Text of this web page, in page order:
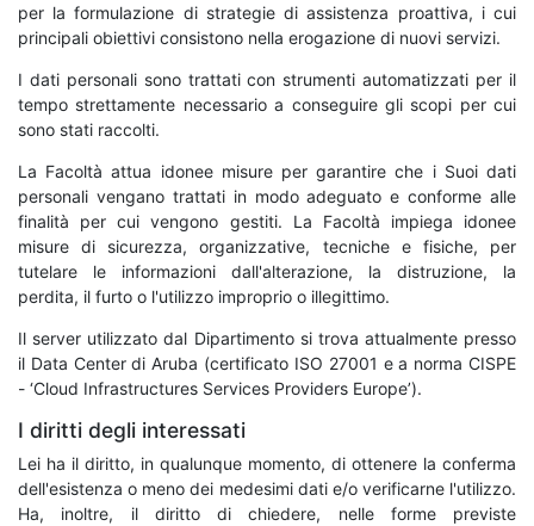
per la formulazione di strategie di assistenza proattiva, i cui
principali obiettivi consistono nella erogazione di nuovi servizi.
I dati personali sono trattati con strumenti automatizzati per il
tempo strettamente necessario a conseguire gli scopi per cui
sono stati raccolti.
La Facoltà attua idonee misure per garantire che i Suoi dati
personali vengano trattati in modo adeguato e conforme alle
finalità per cui vengono gestiti. La Facoltà impiega idonee
misure di sicurezza, organizzative, tecniche e fisiche, per
tutelare le informazioni dall'alterazione, la distruzione, la
perdita, il furto o l'utilizzo improprio o illegittimo.
Il server utilizzato dal Dipartimento si trova attualmente presso
il Data Center di Aruba (certificato ISO 27001 e a norma CISPE
- ‘Cloud Infrastructures Services Providers Europe’).
I diritti degli interessati
Lei ha il diritto, in qualunque momento, di ottenere la conferma
dell'esistenza o meno dei medesimi dati e/o verificarne l'utilizzo.
Ha, inoltre, il diritto di chiedere, nelle forme previste